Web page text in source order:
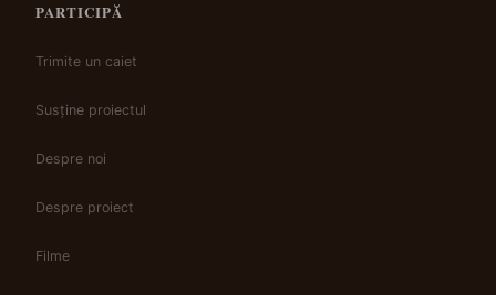
PARTICIPĂ
Trimite un caiet
Susține proiectul
Despre noi
Despre proiect
Filme